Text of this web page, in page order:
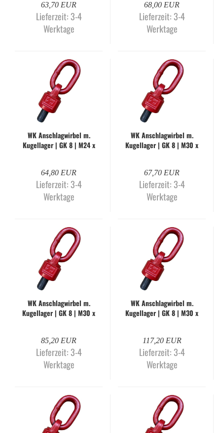
63,70 EUR
Lieferzeit:3-4
Werktage
68,00 EUR
Lieferzeit:3-4
Werktage
WK An­schlag­wir­bel m.
Ku­gel­la­ger | GK 8 | M24 x
64,80 EUR
Lieferzeit:3-4
Werktage
WK An­schlag­wir­bel m.
Ku­gel­la­ger | GK 8 | M30 x
67,70 EUR
Lieferzeit:3-4
Werktage
WK An­schlag­wir­bel m.
Ku­gel­la­ger | GK 8 | M30 x
85,20 EUR
Lieferzeit:3-4
Werktage
WK An­schlag­wir­bel m.
Ku­gel­la­ger | GK 8 | M30 x
117,20 EUR
Lieferzeit:3-4
Werktage